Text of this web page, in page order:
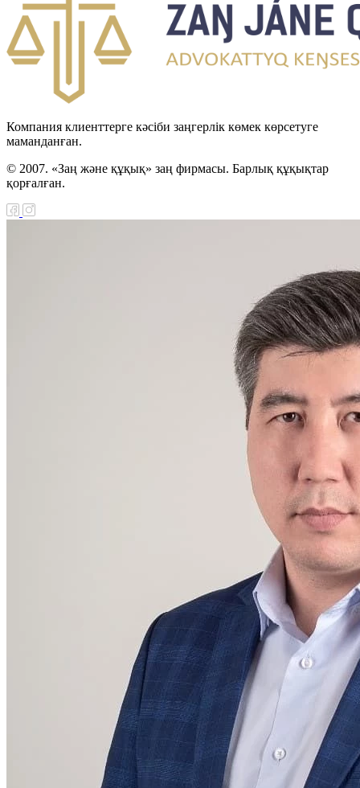
Компания клиенттерге кәсіби заңгерлік көмек көрсетуге
маманданған.
© 2007. «Заң және құқық» заң фирмасы. Барлық құқықтар
қорғалған.